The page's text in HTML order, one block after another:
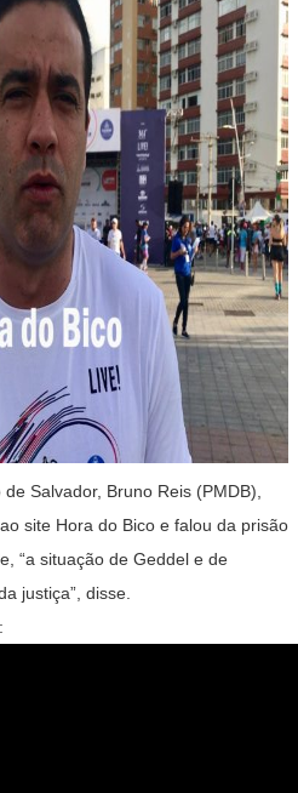
Salvador, Bruno Reis (PMDB),
site Hora do Bico e falou da prisão
“a situação de Geddel e de
justiça”, disse.